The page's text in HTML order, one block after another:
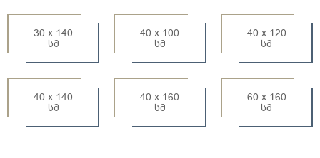
30 x 140
სმ
40 x 100
სმ
40 x 120
სმ
40 x 140
სმ
40 x 160
სმ
60 x 160
სმ